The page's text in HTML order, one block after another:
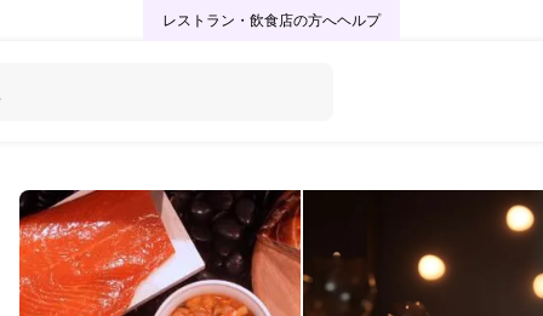
レストラン・飲食店の方へヘルプ